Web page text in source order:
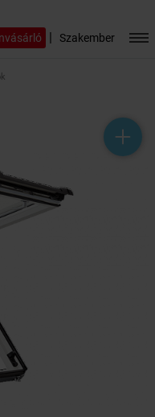
| Szakember
help_outline
headset_mic
mail_outline